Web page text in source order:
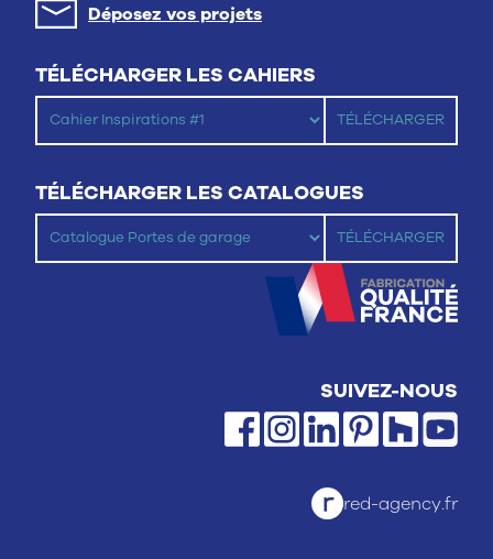
Déposez vos projets
TÉLÉCHARGER LES CAHIERS
TÉLÉCHARGER LES CATALOGUES
SUIVEZ-NOUS
red-agency.fr